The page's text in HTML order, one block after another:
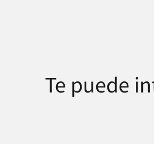
Te puede